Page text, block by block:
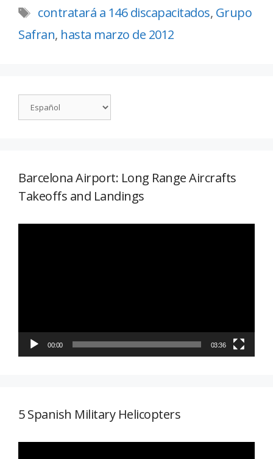
contratará a 146 discapacitados, Grupo
Safran, hasta marzo de 2012
Barcelona Airport: Long Range Aircrafts
Takeoffs and Landings
00:00 03:36
5 Spanish Military Helicopters